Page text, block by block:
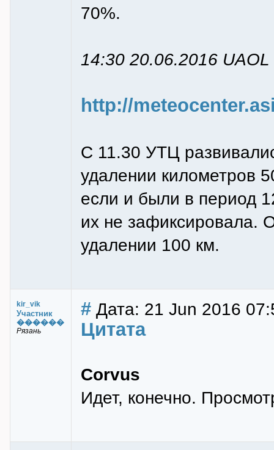
70%.
14:30 20.06.2016
http://
C 11.30 УТЦ
удалении километров
если и были в период
их не зафиксировала.
удалении 100 км.
kir_vik
Участник
������
Рязань
# Дата: 21 Jun 2016
Цитата
Corvus
Идет, конечно.